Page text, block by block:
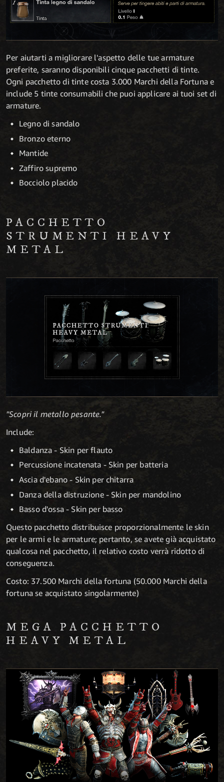
Per aiutarti a migliorare l'aspetto delle tue armature
preferite, saranno disponibili cinque pacchetti di tinte.
Ogni pacchetto di tinte costa 3.000 Marchi della Fortuna e
include 5 tinte consumabili che puoi applicare ai tuoi set di
armature.
Legno di sandalo
Bronzo eterno
Mantide
Zaffiro supremo
Bocciolo placido
PACCHETTO
STRUMENTI HEAVY
METAL
"Scopri il metallo pesante."
Include:
Baldanza - Skin per flauto
Percussione incatenata - Skin per batteria
Ascia d'ebano - Skin per chitarra
Danza della distruzione - Skin per mandolino
Basso d'ossa - Skin per basso
Questo pacchetto distribuisce proporzionalmente le skin
per le armi e le armature; pertanto, se avete già acquistato
qualcosa nel pacchetto, il relativo costo verrà ridotto di
conseguenza.
Costo: 37.500 Marchi della fortuna (50.000 Marchi della
fortuna se acquistato singolarmente)
MEGA PACCHETTO
HEAVY METAL